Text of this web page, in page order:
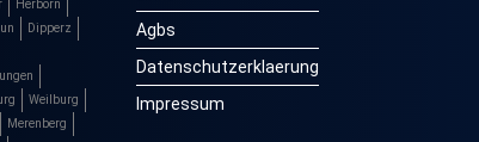
Herborn
Dipperz
Weilburg
Merenberg
Agbs
Datenschutzerklaerung
Impressum